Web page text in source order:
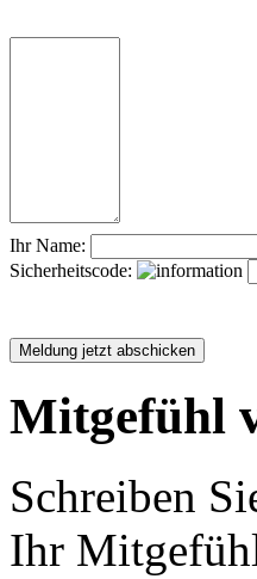
Ihr Name:
Sicherheitscode:
Mitgefühl
Schreiben
Ihr